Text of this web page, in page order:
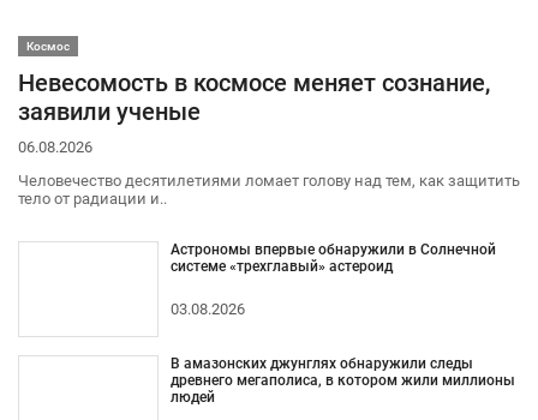
Космос
Невесомость в космосе меняет сознание,
заявили ученые
06.08.2026
Человечество десятилетиями ломает голову над тем, как защитить
тело от радиации и..
Астрономы впервые обнаружили в Солнечной
системе «трехглавый» астероид
03.08.2026
В амазонских джунглях обнаружили следы
древнего мегаполиса, в котором жили миллионы
людей